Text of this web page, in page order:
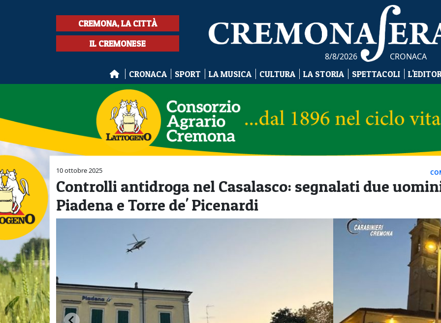
CREMONA, LA CITTÀ
IL CREMONESE
8/8/2026 CRONACA
CRONACA SPORT LA MUSICA CULTURA LA STORIA SPETTACOLI
10 ottobre 2025
Controlli antidroga nel Casalasco: segnalati due
Piadena e Torre de' Picenardi